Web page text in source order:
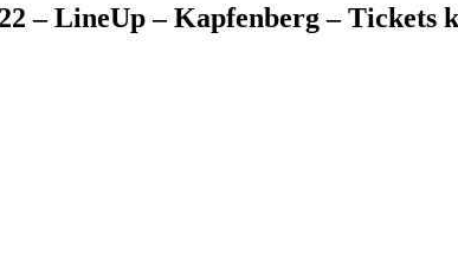
– LineUp – Kapfenberg – Tickets